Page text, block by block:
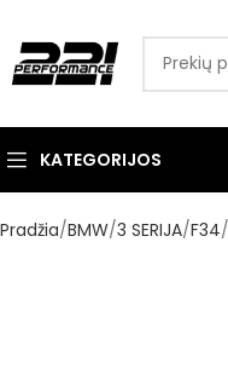
KATEGORIJOS
Pradžia BMW 3 SERIJA F34